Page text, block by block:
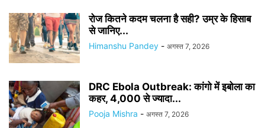
रोज कितने कदम चलना है सही? उम्र के हिसाब
से जानिए...
Himanshu Pandey - अगस्त 7, 2026
DRC Ebola Outbreak: कांगो में इबोला का
कहर, 4,000 से ज्यादा...
Pooja Mishra - अगस्त 7, 2026